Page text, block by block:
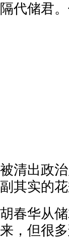
隔代储君
被清出政
副其实的花
胡春华从
来，但很